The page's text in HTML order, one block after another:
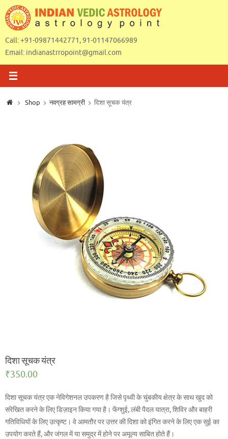
Skip
to
content
Call: +91-09871442771, 91-01147066989
Email: indianastrropoint@gmail.com
HomeShop नवग्रह सामग्री दिशा सूचक यंत्र
दिशा सूचक यंत्र
₹350.00
दिशा सूचक यंत्र एक नेविगेशनल उपकरण है जिसे पृथ्वी के चुंबकीय क्षेत्र के साथ खुद को
संरेखित करने के लिए डिज़ाइन किया गया है। फेंग्शुई, लंबी पैदल यात्रा, शिविर और बाहरी
गतिविधियों के लिए उत्कृष्ट। वे आमतौर पर उत्तर की दिशा को इंगित करने के लिए एक सुई का
उपयोग करते हैं, और जंगल में या समुद्र में होने पर अमूल्य साबित होते हैं।